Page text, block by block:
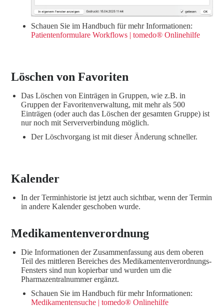
Schauen Sie im Handbuch für mehr Informationen:
Patientenformulare Workflows | tomedo® Onlinehilfe
Löschen von Favoriten
Das Löschen von Einträgen in Gruppen, wie z.B. in
Gruppen der Favoritenverwaltung, mit mehr als 500
Einträgen (oder auch das Löschen der gesamten Gruppe) ist
nur noch mit Serververbindung möglich.
Der Löschvorgang ist mit dieser Änderung schneller.
Kalender
In der Terminhistorie ist jetzt auch sichtbar, wenn der Termin
in andere Kalender geschoben wurde.
Medikamentenverordnung
Die Informationen der Zusammenfassung aus dem oberen
Teil des mittleren Bereiches des Medikamentenverordnungs-
Fensters sind nun kopierbar und wurden um die
Pharmazentralnummer ergänzt.
Schauen Sie im Handbuch für mehr Informationen:
Medikamentensuche | tomedo® Onlinehilfe